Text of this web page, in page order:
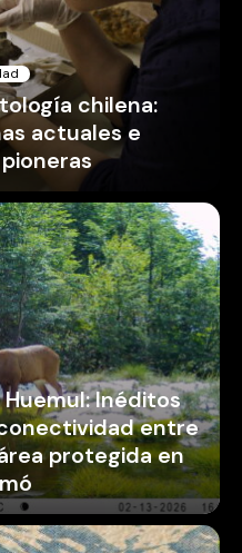
chilena:
actuales e
Inéditos
entre
protegida en